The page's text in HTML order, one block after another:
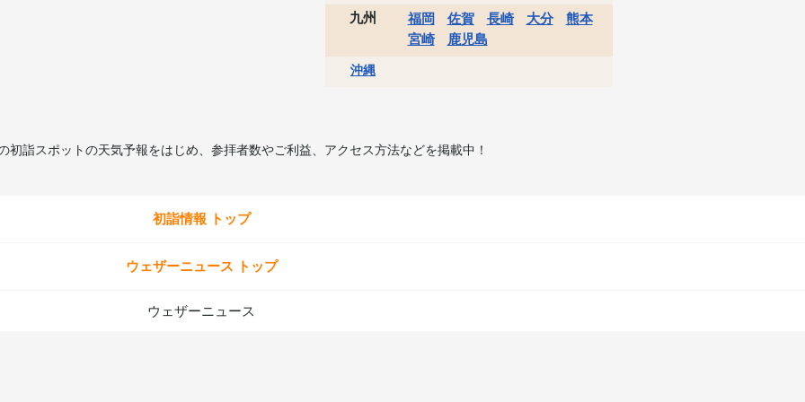
九州
福岡 佐賀 長崎 大分
熊本
宮崎
鹿児島
沖縄
初詣スポットの天気予報をはじめ、参拝者数やご利益、アクセス方法などを掲載中！
初詣情報 トップ
ウェザーニュース トップ
ウェザーニュース